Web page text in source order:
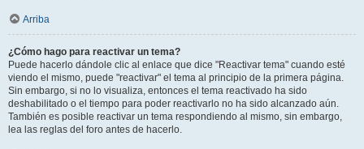
Arriba
¿Cómo hago para reactivar un tema?
Puede hacerlo dándole clic al enlace que dice "Reactivar tema" cuando esté
viendo el mismo, puede "reactivar" el tema al principio de la primera página.
Sin embargo, si no lo visualiza, entonces el tema reactivado ha sido
deshabilitado o el tiempo para poder reactivarlo no ha sido alcanzado aún.
También es posible reactivar un tema respondiendo al mismo, sin embargo,
lea las reglas del foro antes de hacerlo.